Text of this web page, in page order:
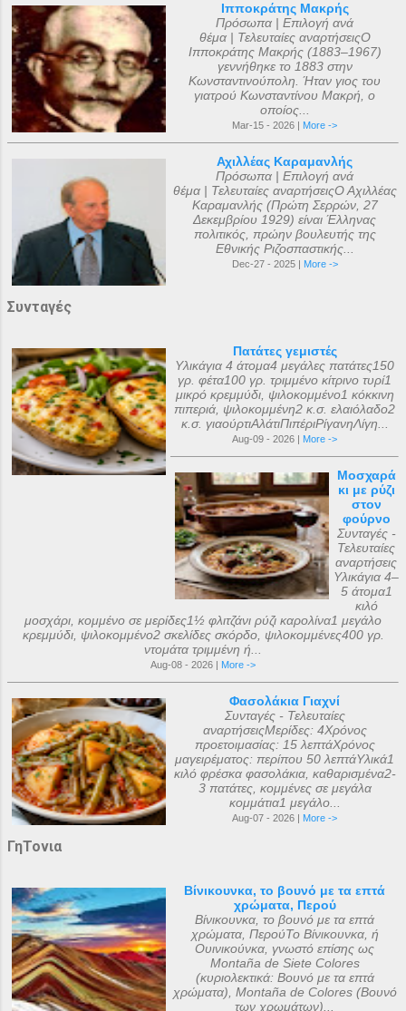
Ιπποκράτης Μακρής
Πρόσωπα | Επιλογή ανά
θέμα | Τελευταίες αναρτήσειςΟ
Ιπποκράτης Μακρής (1883–1967)
γεννήθηκε το 1883 στην
Κωνσταντινούπολη. Ήταν γιος του
γιατρού Κωνσταντίνου Μακρή, ο
οποίος...
Mar-15 - 2026 | More ->
Αχιλλέας Καραμανλής
Πρόσωπα | Επιλογή ανά
θέμα | Τελευταίες αναρτήσειςΟ Αχιλλέας
Καραμανλής (Πρώτη Σερρών, 27
Δεκεμβρίου 1929) είναι Έλληνας
πολιτικός, πρώην βουλευτής της
Εθνικής Ριζοσπαστικής...
Dec-27 - 2025 | More ->
Συνταγές
Πατάτες γεμιστές
Υλικάγια 4 άτομα4 μεγάλες πατάτες150
γρ. φέτα100 γρ. τριμμένο κίτρινο τυρί1
μικρό κρεμμύδι, ψιλοκομμένο1 κόκκινη
πιπεριά, ψιλοκομμένη2 κ.σ. ελαιόλαδο2
κ.σ. γιαούρτιΑλάτιΠιπέριΡίγανηΛίγη...
Aug-09 - 2026 | More ->
Μοσχαρά
κι με ρύζι
στον
φούρνο
Συνταγές -
Τελευταίες
αναρτήσεις
Υλικάγια 4–
5 άτομα1
κιλό
μοσχάρι, κομμένο σε μερίδες1½ φλιτζάνι ρύζι καρολίνα1 μεγάλο
κρεμμύδι, ψιλοκομμένο2 σκελίδες σκόρδο, ψιλοκομμένες400 γρ.
ντομάτα τριμμένη ή...
Aug-08 - 2026 | More ->
Φασολάκια Γιαχνί
Συνταγές - Τελευταίες
αναρτήσειςΜερίδες: 4Χρόνος
προετοιμασίας: 15 λεπτάΧρόνος
μαγειρέματος: περίπου 50 λεπτάΥλικά1
κιλό φρέσκα φασολάκια, καθαρισμένα2-
3 πατάτες, κομμένες σε μεγάλα
κομμάτια1 μεγάλο...
Aug-07 - 2026 | More ->
ΓηΤονια
Βίνικουνκα, το βουνό με τα επτά
χρώματα, Περού
Βίνικουνκα, το βουνό με τα επτά
χρώματα, ΠερούΤο Βίνικουνκα, ή
Ουινικούνκα, γνωστό επίσης ως
Montaña de Siete Colores
(κυριολεκτικά: Βουνό με τα επτά
χρώματα), Montaña de Colores (Βουνό
των χρωμάτων)...